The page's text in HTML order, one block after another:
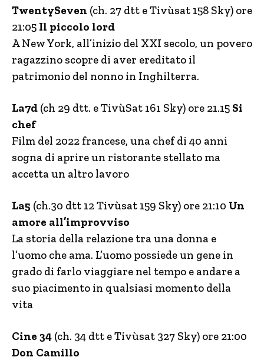
TwentySeven (ch. 27 dtt e Tivùsat 158 Sky) ore
21:05 Il piccolo lord
A New York, all’inizio del XXI secolo, un povero
ragazzino scopre di aver ereditato il
patrimonio del nonno in Inghilterra.
La7d (ch 29 dtt. e TivùSat 161 Sky) ore 21.15 Si
chef
Film del 2022 francese, una chef di 40 anni
sogna di aprire un ristorante stellato ma
accetta un altro lavoro
La5 (ch.30 dtt 12 Tivùsat 159 Sky) ore 21:10 Un
amore all’improvviso
La storia della relazione tra una donna e
l’uomo che ama. L’uomo possiede un gene in
grado di farlo viaggiare nel tempo e andare a
suo piacimento in qualsiasi momento della
vita
Cine 34 (ch. 34 dtt e Tivùsat 327 Sky) ore 21:00
Don Camillo